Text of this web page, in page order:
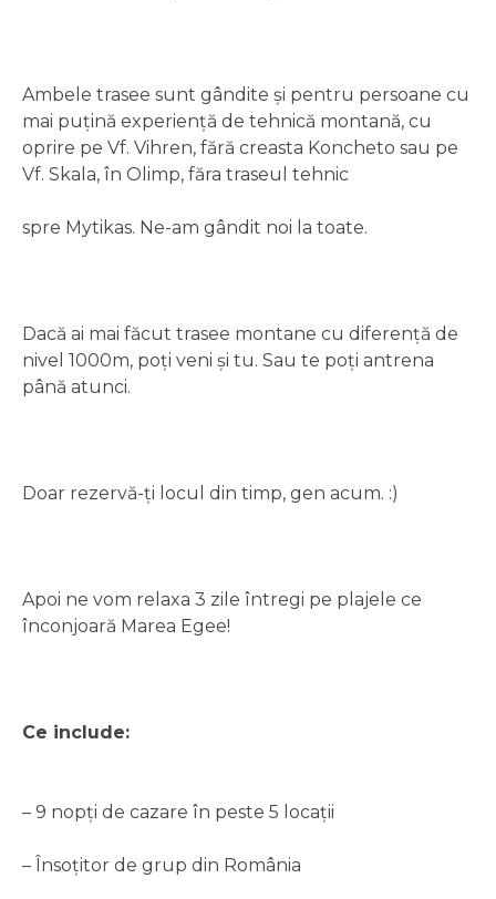
Ambele trasee sunt gândite și pentru persoane cu
mai puțină experiență de tehnică montană, cu
oprire pe Vf. Vihren, fără creasta Koncheto sau pe
Vf. Skala, în Olimp, făra traseul tehnic
spre Mytikas. Ne-am gândit noi la toate.
Dacă ai mai făcut trasee montane cu diferență de
nivel 1000m, poți veni și tu. Sau te poți antrena
până atunci.
Doar rezervă-ți locul din timp, gen acum. :)
Apoi ne vom relaxa 3 zile întregi pe plajele ce
înconjoară Marea Egee!
Ce include:
– 9 nopți de cazare în peste 5 locații
– Însoțitor de grup din România